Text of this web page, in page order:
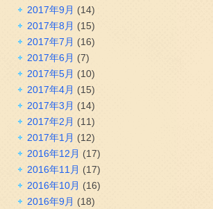
2017年9月 (14)
2017年8月 (15)
2017年7月 (16)
2017年6月 (7)
2017年5月 (10)
2017年4月 (15)
2017年3月 (14)
2017年2月 (11)
2017年1月 (12)
2016年12月 (17)
2016年11月 (17)
2016年10月 (16)
2016年9月 (18)